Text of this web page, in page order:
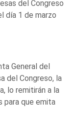
del Congreso
día 1 de marzo
General del
del Congreso, la
lo remitirán a la
para que emita